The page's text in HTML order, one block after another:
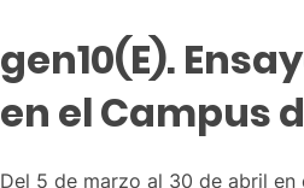
gen10(E).
en el Campus
Del 5 de marzo al 30 de abril en